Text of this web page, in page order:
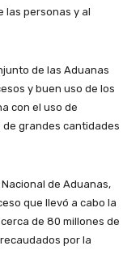
las personas y al
de las Aduanas
y buen uso de los
con el uso de
grandes cantidades
de Aduanas,
que llevó a cabo la
de 80 millones de
por la